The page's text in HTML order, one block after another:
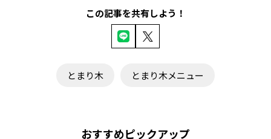
この記事を共有しよう！
とまり木 とまり木メニュー
おすすめピックアップ